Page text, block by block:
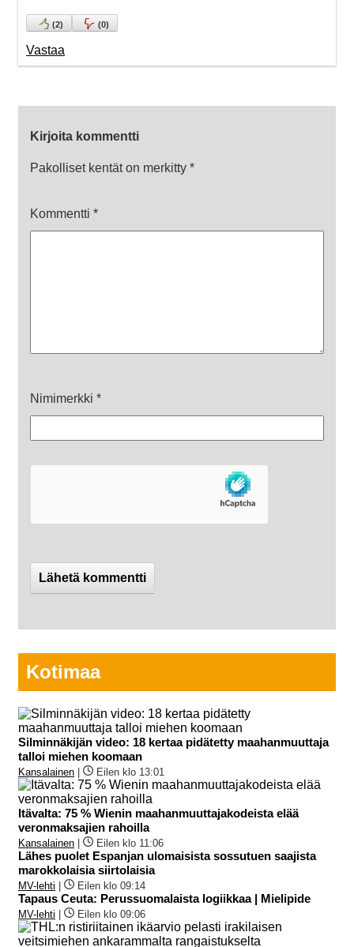
(2) (0)
Vastaa
Kirjoita kommentti
Pakolliset kentät on merkitty *
Kommentti *
Nimimerkki *
Kotimaa
Silminnäkijän video: 18 kertaa pidätetty maahanmuuttaja
talloi miehen koomaan
Kansalainen Eilen klo 13:01
Itävalta: 75 % Wienin maahanmuuttajakodeista elää
veronmaksajien rahoilla
Kansalainen Eilen klo 11:06
Lähes puolet Espanjan ulomaisista sossutuen saajista
marokkolaisia siirtolaisia
MV-lehti Eilen klo 09:14
Tapaus Ceuta: Perussuomalaista logiikkaa | Mielipide
MV-lehti Eilen klo 09:06